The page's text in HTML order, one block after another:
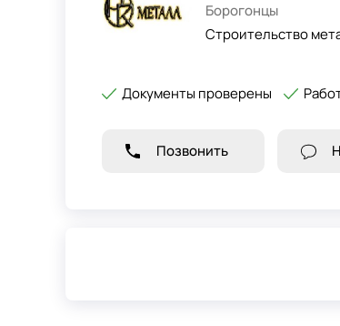
Борогонцы
Строительство
Документы проверены
Позвонить